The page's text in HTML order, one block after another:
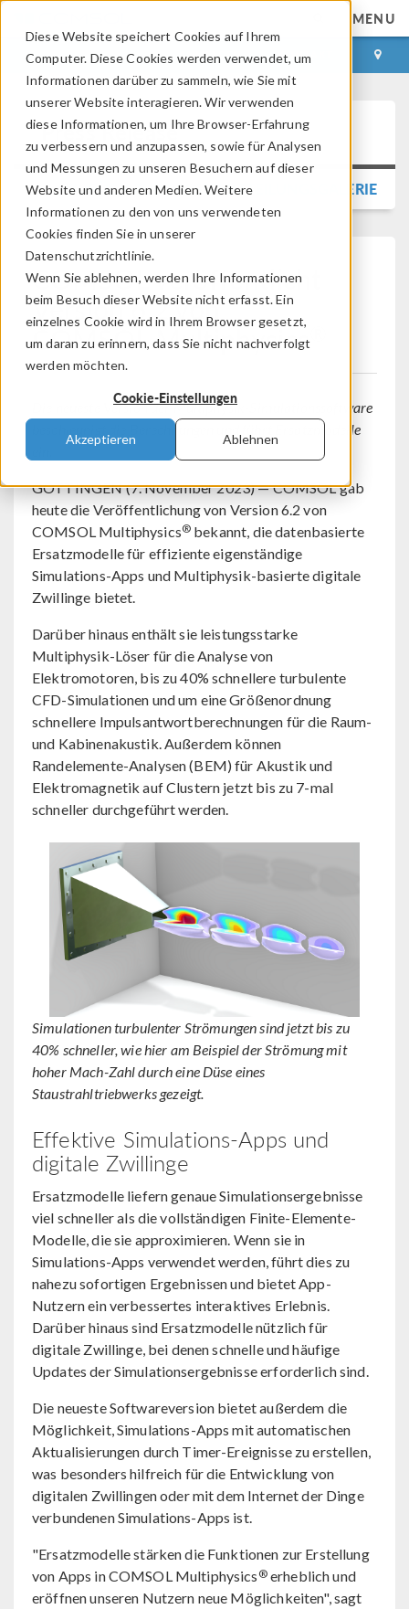
Diese Website speichert Cookies auf Ihrem
Computer. Diese Cookies werden verwendet, um
Informationen darüber zu sammeln, wie Sie mit
unserer Website interagieren. Wir verwenden
diese Informationen, um Ihre Browser-Erfahrung
zu verbessern und anzupassen, sowie für Analysen
und Messungen zu unseren Besuchern auf dieser
Website und anderen Medien. Weitere
Informationen zu den von uns verwendeten
Cookies finden Sie in unserer
Datenschutzrichtlinie.
Wenn Sie ablehnen, werden Ihre Informationen
beim Besuch dieser Website nicht erfasst. Ein
einzelnes Cookie wird in Ihrem Browser gesetzt,
um daran zu erinnern, dass Sie nicht nachverfolgt
werden möchten.
Cookie-Einstellungen
Akzeptieren Ablehnen
MENU
ANMELDEN KONTAKT
Press Release
ZURÜCK ZUR PRESSEMITTEILUNGSGALERIE
COMSOL veröffentlicht
Version 6.2 von
COMSOL Multiphysics
Die neueste Version der Multiphysik-Simulationssoftware
beschleunigt die Berechnungen und führt Ersatzmodelle
GÖTTINGEN (7. November 2023) — COMSOL gab
heute die Veröffentlichung von Version 6.2 von
COMSOL Multiphysics® bekannt, die datenbasierte
Ersatzmodelle für effiziente eigenständige
Simulations-Apps und Multiphysik-basierte digitale
Zwillinge bietet.
Darüber hinaus enthält sie leistungsstarke
Multiphysik-Löser für die Analyse von
Elektromotoren, bis zu 40% schnellere turbulente
CFD-Simulationen und um eine Größenordnung
schnellere Impulsantwortberechnungen für die Raum-
und Kabinenakustik. Außerdem können
Randelemente-Analysen (BEM) für Akustik und
Elektromagnetik auf Clustern jetzt bis zu 7-mal
schneller durchgeführt werden.
Simulationen turbulenter Strömungen sind jetzt bis zu
40% schneller, wie hier am Beispiel der Strömung mit
hoher Mach-Zahl durch eine Düse eines
Staustrahltriebwerks gezeigt.
Effektive Simulations-Apps und
digitale Zwillinge
Ersatzmodelle liefern genaue Simulationsergebnisse
viel schneller als die vollständigen Finite-Elemente-
Modelle, die sie approximieren. Wenn sie in
Simulations-Apps verwendet werden, führt dies zu
nahezu sofortigen Ergebnissen und bietet App-
Nutzern ein verbessertes interaktives Erlebnis.
Darüber hinaus sind Ersatzmodelle nützlich für
digitale Zwillinge, bei denen schnelle und häufige
Updates der Simulationsergebnisse erforderlich sind.
Die neueste Softwareversion bietet außerdem die
Möglichkeit, Simulations-Apps mit automatischen
Aktualisierungen durch Timer-Ereignisse zu erstellen,
was besonders hilfreich für die Entwicklung von
digitalen Zwillingen oder mit dem Internet der Dinge
verbundenen Simulations-Apps ist.
"Ersatzmodelle stärken die Funktionen zur Erstellung
von Apps in COMSOL Multiphysics ®erheblich und
eröffnen unseren Nutzern neue Möglichkeiten", sagt